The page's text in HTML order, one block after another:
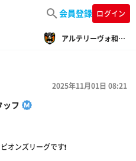
会員登録 ログイン
アルテリーヴォ和歌山
ッフ
2025年11月01日 08:21
オンズリーグです❗